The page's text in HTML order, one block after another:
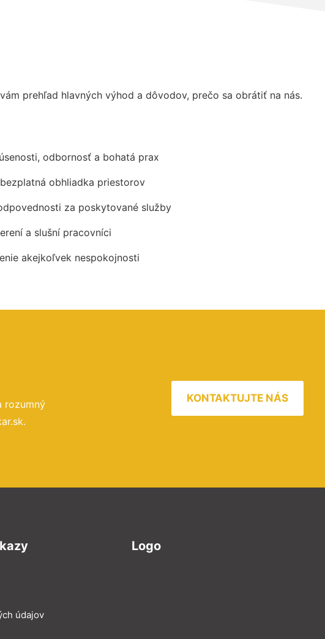
prehľad hlavných výhod a dôvodov, prečo sa obrátiť na nás.
odbornosť a bohatá prax
obhliadka priestorov
za poskytované služby
a slušní pracovníci
akejkoľvek nespokojnosti
rozumný
KONTAKTUJTE NÁS
údajov
Logo